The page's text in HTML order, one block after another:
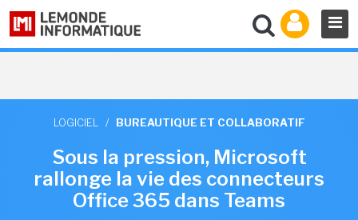
LOGICIEL / BUREAUTIQUE ET COLLABORATIF
Sous la pression, Microsoft
rallonge la vie des connecteurs
Office 365 dans Teams